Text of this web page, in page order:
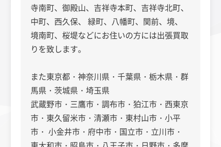
寺南町、御殿山、吉祥寺本町、吉祥寺北町、
中町、西久保、 緑町、八幡町、関前、境、
境南町、桜堤などにお住いの方には出張買取
りを致します。
また東京都・神奈川県・千葉県・栃木県・群
馬県・茨城県・埼玉県
武蔵野市・三鷹市・調布市・狛江市・西東京
市・東久留米市・清瀬市・東村山市・小平
市・ 小金井市・府中市・国立市・立川市・